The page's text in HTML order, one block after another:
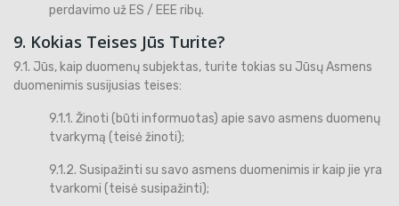
perdavimo už ES / EEE ribų.
9. Kokias Teises Jūs Turite?
9.1. Jūs, kaip duomenų subjektas, turite tokias su Jūsų Asmens
duomenimis susijusias teises:
9.1.1. Žinoti (būti informuotas) apie savo asmens duomenų
tvarkymą (teisė žinoti);
9.1.2. Susipažinti su savo asmens duomenimis ir kaip jie yra
tvarkomi (teisė susipažinti);